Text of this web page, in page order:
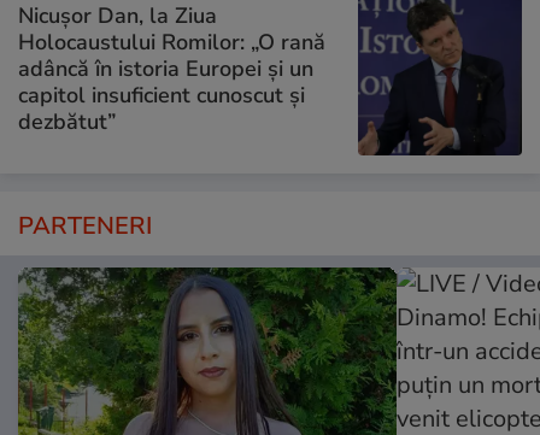
Nicuşor Dan, la Ziua
Holocaustului Romilor: „O rană
adâncă în istoria Europei și un
capitol insuficient cunoscut și
dezbătut”
PARTENERI